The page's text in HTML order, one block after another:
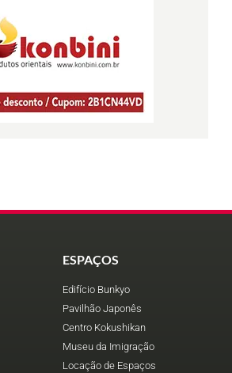
ESPAÇOS
Edifício Bunkyo
Pavilhão Japonês
Centro Kokushikan
Museu da Imigração
Locação de Espaços